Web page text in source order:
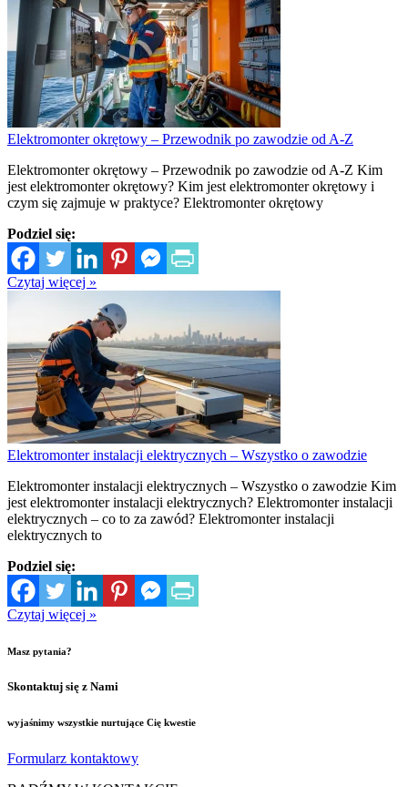
Elektromonter okrętowy – Przewodnik po zawodzie od A-Z
Elektromonter okrętowy – Przewodnik po zawodzie od A-Z Kim
jest elektromonter okrętowy? Kim jest elektromonter okrętowy i
czym się zajmuje w praktyce? Elektromonter okrętowy
Podziel się:
Czytaj więcej »
Elektromonter instalacji elektrycznych – Wszystko o zawodzie
Elektromonter instalacji elektrycznych – Wszystko o zawodzie Kim
jest elektromonter instalacji elektrycznych? Elektromonter instalacji
elektrycznych – co to za zawód? Elektromonter instalacji
elektrycznych to
Podziel się:
Czytaj więcej »
Masz pytania?
Skontaktuj się z Nami
wyjaśnimy wszystkie nurtujące Cię kwestie
Formularz kontaktowy